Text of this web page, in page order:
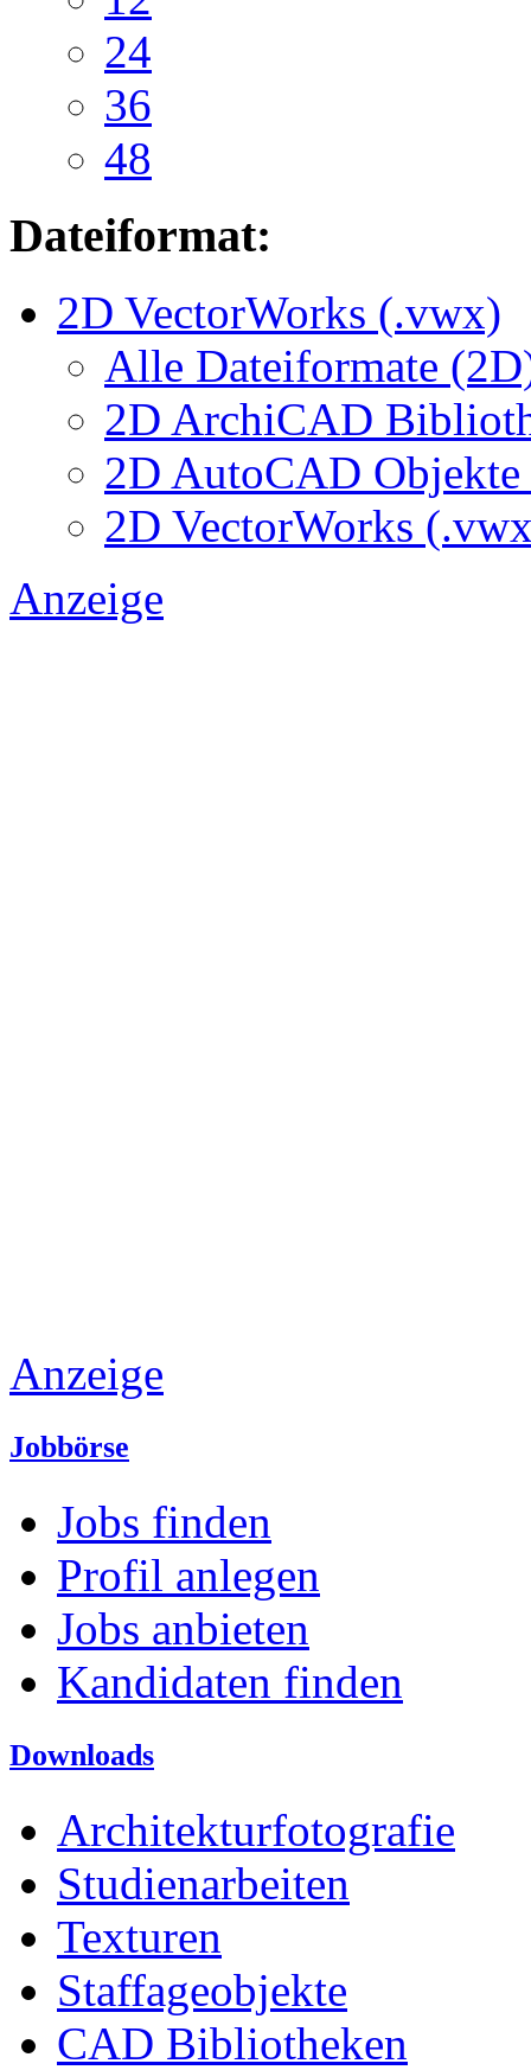
24
36
48
Dateiformat:
2D VectorWorks (.vwx)
Alle Dateiformate
2D ArchiCAD
2D AutoCAD
2D VectorWorks
Anzeige
Anzeige
Jobbörse
Jobs finden
Profil anlegen
Jobs anbieten
Kandidaten finden
Downloads
Architekturfotografie
Studienarbeiten
Texturen
Staffageobjekte
CAD Bibliotheken